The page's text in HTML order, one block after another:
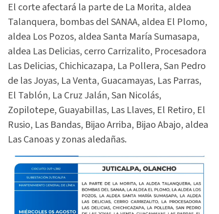
El corte afectará la parte de La Morita, aldea
Talanquera, bombas del SANAA, aldea El Plomo,
aldea Los Pozos, aldea Santa María Sumasapa,
aldea Las Delicias, cerro Carrizalito, Procesadora
Las Delicias, Chichicazapa, La Pollera, San Pedro
de las Joyas, La Venta, Guacamayas, Las Parras,
El Tablón, La Cruz Jalán, San Nicolás,
Zopilotepe, Guayabillas, Las Llaves, El Retiro, El
Rusio, Las Bandas, Bijao Arriba, Bijao Abajo, aldea
Las Canoas y zonas aledañas.